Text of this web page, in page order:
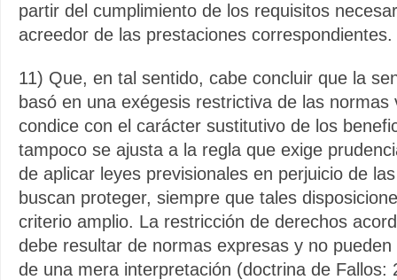
partir del cumplimiento de los requisitos
acreedor de las prestaciones correspondientes.
11) Que, en tal sentido, cabe concluir que la
basó en una exégesis restrictiva de las
condice con el carácter sustitutivo de los
tampoco se ajusta a la regla que exige
de aplicar leyes previsionales en perjuicio de
buscan proteger, siempre que tales
criterio amplio. La restricción de derechos
debe resultar de normas expresas y no
de una mera interpretación (doctrina de Fallos: